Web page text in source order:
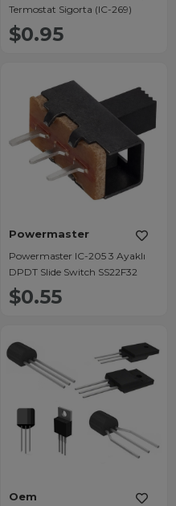
Termostat Sigorta (IC-269)
$0.95
Powermaster
Powermaster IC-205 3 Ayaklı
DPDT Slide Switch SS22F32
$0.55
Oem